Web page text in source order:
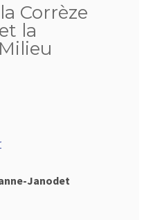
Corrèze
la
Janodet